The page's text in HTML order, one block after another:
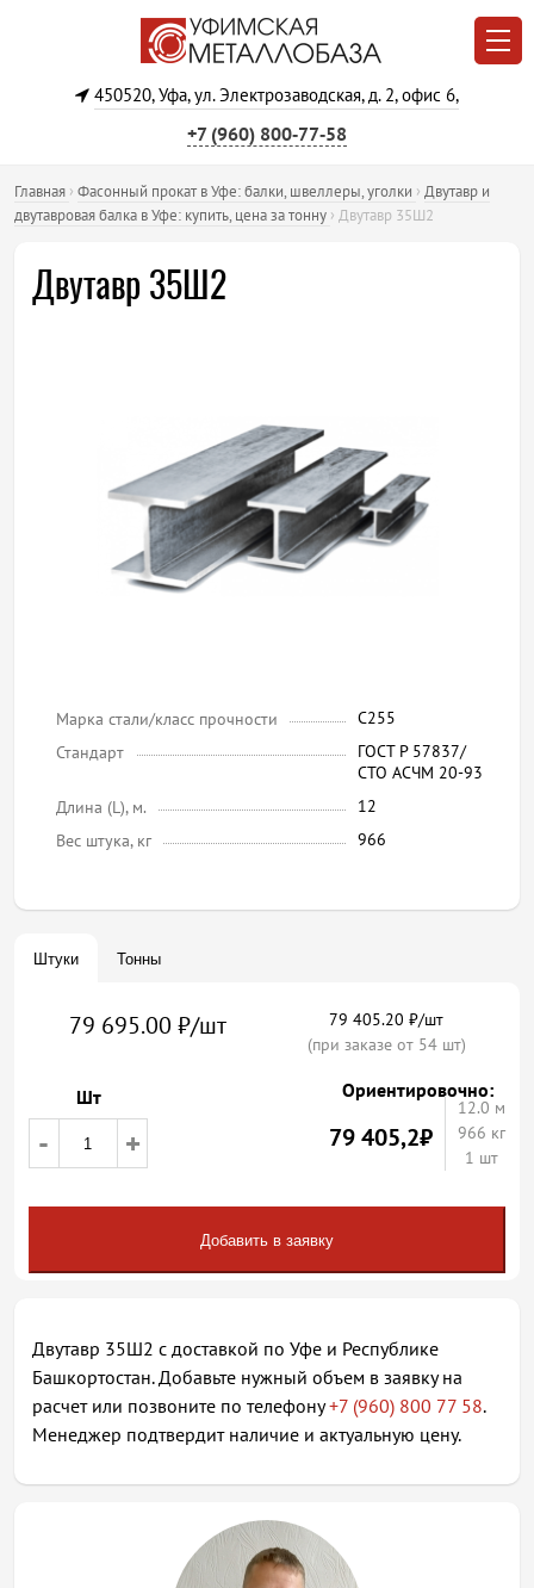
450520, Уфа, ул. Электрозаводская, д. 2, офис 6,
+7 (960) 800‐77‐58
Главная › Фасонный прокат в Уфе: балки, швеллеры, уголки › Двутавр и
двутавровая балка в Уфе: купить, цена за тонну › Двутавр 35Ш2
Двутавр 35Ш2
Марка стали/класс прочности
С255
Стандарт
ГОСТ Р 57837/
СТО АСЧМ 20-93
Длина (L), м.
12
Вес штука, кг
966
Штуки Тонны
79 695.00 ₽/шт
79 405.20 ₽/шт
(при заказе от 54 шт)
Шт
- +
Ориентировочно:
79 405,2₽
12.0 м
966 кг
1 шт
Добавить в заявку
Двутавр 35Ш2 с доставкой по Уфе и Республике
Башкортостан. Добавьте нужный объем в заявку на
расчет или позвоните по телефону+7 (960) 800 77 58.
Менеджер подтвердит наличие и актуальную цену.